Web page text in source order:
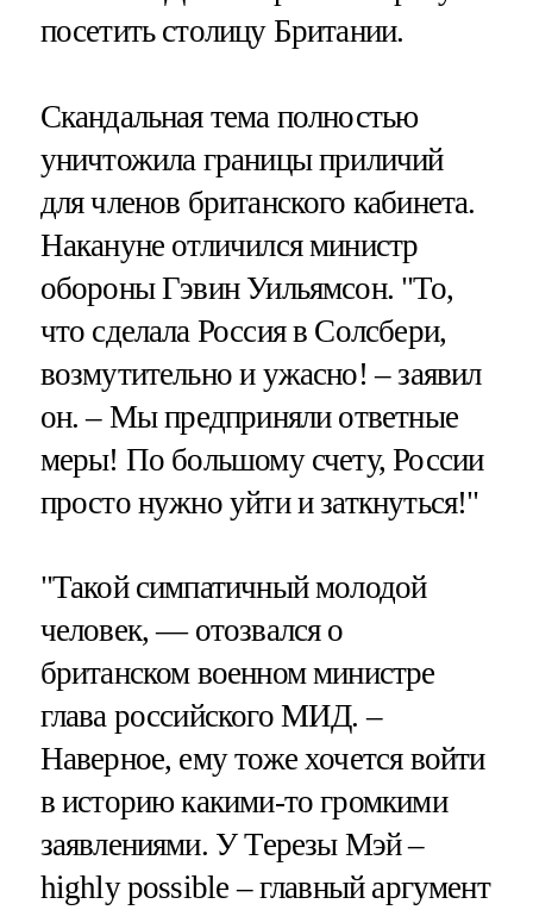
посетить столицу Британии.
Скандальная тема полностью
уничтожила границы приличий
для членов британского кабинета.
Накануне отличился министр
обороны Гэвин Уильямсон. "То,
что сделала Россия в Солсбери,
возмутительно и ужасно! – заявил
он. – Мы предприняли ответные
меры! По большому счету, России
просто нужно уйти и заткнуться!"
"Такой симпатичный молодой
человек, — отозвался о
британском военном министре
глава российского МИД. –
Наверное, ему тоже хочется войти
в историю какими-то громкими
заявлениями. У Терезы Мэй –
highly possible – главный аргумент